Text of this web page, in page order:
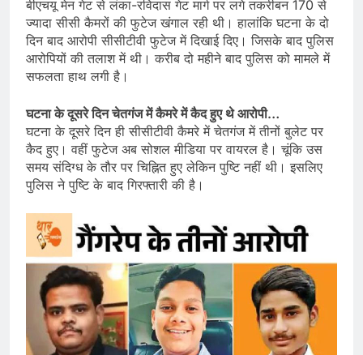
बीएचयू मेन गेट से लंका-रविदास गेट मार्ग पर लगे तकरीबन 170 से
ज्यादा सीसी कैमरों की फुटेज खंगाल रही थी। हालांकि घटना के दो
दिन बाद आरोपी सीसीटीवी फुटेज में दिखाई दिए। जिसके बाद पुलिस
आरोपियों की तलाश में थी। करीब दो महीने बाद पुलिस को मामले में
सफलता हाथ लगी है।
घटना के दूसरे दिन चेतगंज में कैमरे में कैद हुए थे आरोपी…
घटना के दूसरे दिन ही सीसीटीवी कैमरे में चेतगंज में तीनों बुलेट पर
कैद हुए। वहीं फुटेज अब सोशल मीडिया पर वायरल है। चूंकि उस
समय संदिग्ध के तौर पर चिह्नित हुए लेकिन पुष्टि नहीं थी। इसलिए
पुलिस ने पुष्टि के बाद गिरफ्तारी की है।